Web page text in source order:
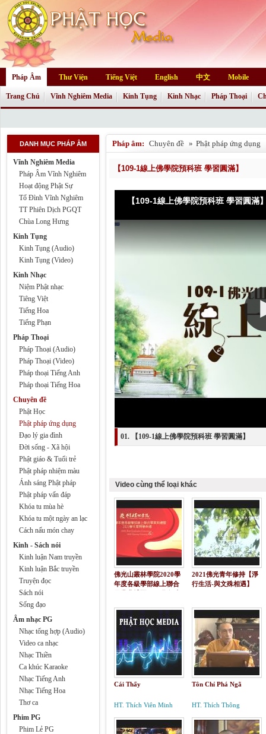
Pháp Âm Thư Viện Tiếng Việt English 中文 Mobile
Trang Chủ Vĩnh Nghiêm Media Kinh Tụng Kinh Nhạc Pháp Thoại
DANH MỤC PHÁP ÂM
Vĩnh Nghiêm Media
Pháp Âm Vĩnh Nghiêm
Hoạt động Phật Sự
Tổ Đình Vĩnh Nghiêm
TT Phiên Dịch PGQT
Chùa Long Hưng
Kinh Tụng
Kinh Tụng (Audio)
Kinh Tụng (Video)
Kinh Nhạc
Niệm Phật nhạc
Tiêng Việt
Tiếng Hoa
Tiếng Phạn
Pháp Thoại
Pháp Thoại (Audio)
Pháp Thoại (Video)
Pháp thoại Tiếng Anh
Pháp thoại Tiếng Hoa
Chuyên đề
Phật Học
Phật pháp ứng dụng
Đạo lý gia đình
Đời sống - Xã hội
Phật giáo & Tuổi trẻ
Phật pháp nhiệm màu
Ánh sáng Phật pháp
Phật pháp vấn đáp
Khóa tu mùa hè
Khóa tu một ngày an lạc
Cách nấu món chay
Kinh - Sách nói
Kinh luận Nam truyền
Kinh luận Bắc truyền
Truyện đọc
Sách nói
Sống đạo
Âm nhạc PG
Nhạc tổng hợp (Audio)
Video ca nhạc
Nhạc Thiền
Ca khúc Karaoke
Nhạc Tiếng Anh
Nhạc Tiếng Hoa
Thơ ca
Phim PG
Phim Lẻ PG
Pháp âm: Chuyên đề » Phật pháp ứng dụng
【109-1線上佛學院預科班 學習圓滿】
【109-1線上佛學院預科班 學習圓滿
01. 【109-1線上佛學院預科班 學習圓滿】
Video cùng thể loại khác
佛光山叢林學院2020學
年度各級學部線上聯合
2021佛光青年修持【淨
行生活-與文殊相遇】
Cái Thấy
HT. Thích Viên Minh
Tôn Chỉ Phá Ngã
HT. Thích Thông